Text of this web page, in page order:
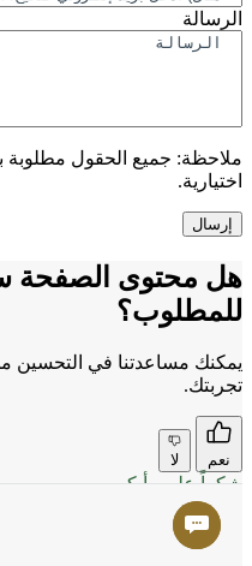
الرسالة
ملاحظة: جميع الحقول مطلوبة
اختيارية.
هل محتوى الصفحة
للمطلوب؟
يمكنك مساعدتنا في التحسين
تجربتك.
نعم لا
شكراً على رأيكم
هل استخدمت خدماتنا في مركز
مؤخرًا؟